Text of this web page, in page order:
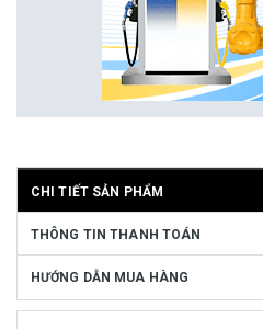
CHI TIẾT SẢN PHẨM
THÔNG TIN THANH TOÁN
HƯỚNG DẪN MUA HÀNG